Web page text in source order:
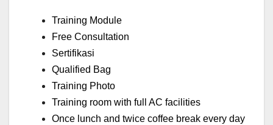
Training Module
Free Consultation
Sertifikasi
Qualified Bag
Training Photo
Training room with full AC facilities
Once lunch and twice coffee break every day